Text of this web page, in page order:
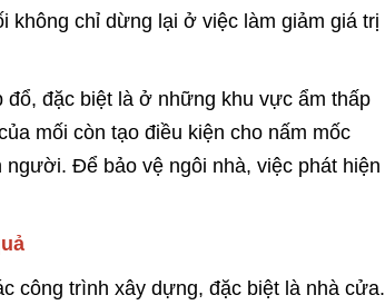
không chỉ dừng lại ở việc làm giảm giá trị
đặc biệt là ở những khu vực ẩm thấp
mối còn tạo điều kiện cho nấm mốc
Để bảo vệ ngôi nhà, việc phát hiện
công trình xây dựng, đặc biệt là nhà cửa.